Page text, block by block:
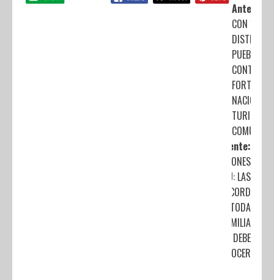
Anterior:
CON 106
PUEBLA
NACIONAL
TURISMO
Siguiente:
DEPORTACIONES
EN EEUU: LAS
CIFRAS RÉCORD
QUE TODA
FAMILIA
MIGRANTE DEBE
CONOCER